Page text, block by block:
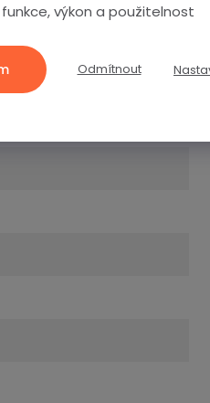
výkon a použitelnost
Odmítnout